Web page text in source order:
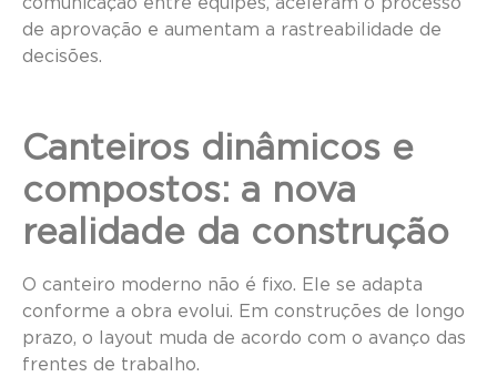
de aprovação e aumentam a rastreabilidade de
decisões.
Canteiros dinâmicos e
compostos: a nova
realidade da construção
O canteiro moderno não é fixo. Ele se adapta
conforme a obra evolui. Em construções de longo
prazo, o layout muda de acordo com o avanço das
frentes de trabalho.